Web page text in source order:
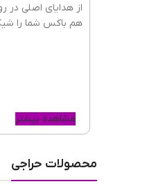
از هدایای اصلی
هم باکس شما را
مشاهده بیشتر
محصولات حراجی